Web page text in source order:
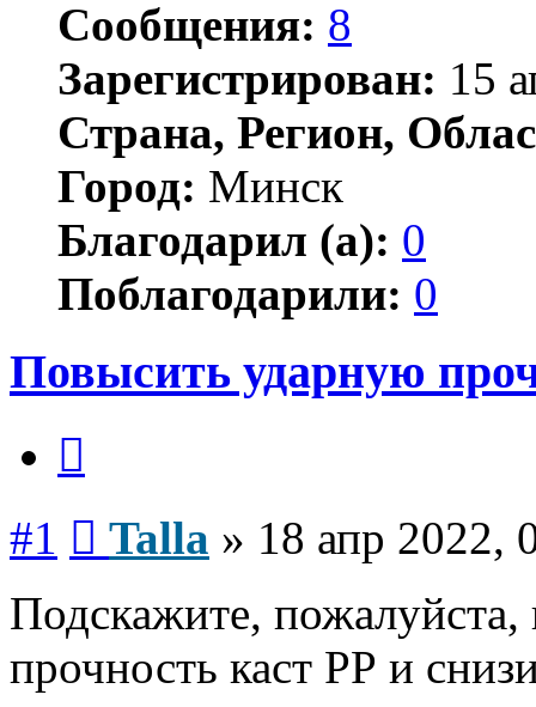
Сообщения: 8
Зарегистрирован: 15
Страна, Регион,
Город: Минск
Благодарил (а): 0
Поблагодарили: 0
Повысить ударную
#1 Talla » 18 апр 2022,
Подскажите,
прочность каст РР и